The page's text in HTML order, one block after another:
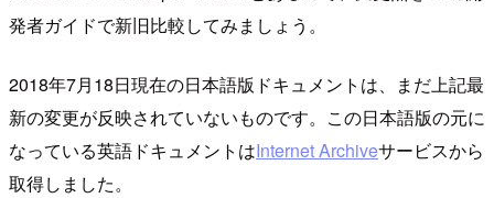
発者ガイドで新旧比較してみましょう。
2018年7月18日現在の日本語版ドキュメントは、まだ上記最
新の変更が反映されていないものです。この日本語版の元に
なっている英語ドキュメントはInternet Archiveサービスから
取得しました。